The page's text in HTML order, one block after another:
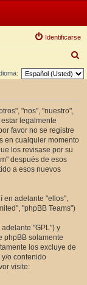
Identificarse
u
"nos", "nuestro",
legalmente
favor no se registre
en cualquier momento
los revisase por su
después de esos
a esos nuevos
en adelante "ellos",
"phpBB Teams")
adelante "GPL") y
phpBB solamente
los excluye de
y/o contenido
visite: